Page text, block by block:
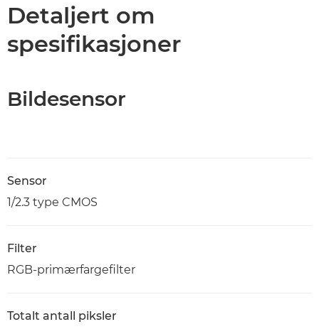
Detaljert om
spesifikasjoner
Bildesensor
Sensor
1/2.3 type CMOS
Filter
RGB-primærfargefilter
Totalt antall piksler